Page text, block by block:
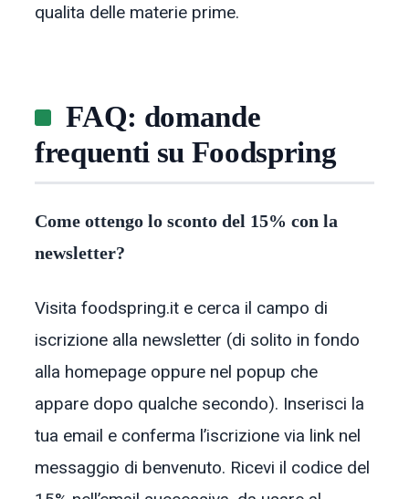
qualita delle materie prime.
FAQ: domande
frequenti su Foodspring
Come ottengo lo sconto del 15% con la
newsletter?
Visita foodspring.it e cerca il campo di
iscrizione alla newsletter (di solito in fondo
alla homepage oppure nel popup che
appare dopo qualche secondo). Inserisci la
tua email e conferma l’iscrizione via link nel
messaggio di benvenuto. Ricevi il codice del